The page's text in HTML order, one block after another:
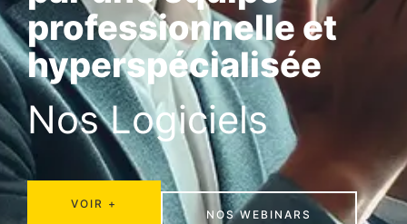
professionnelle et
hyperspécialisée
Nos Logiciels
VOIR +
NOS WEBINARS